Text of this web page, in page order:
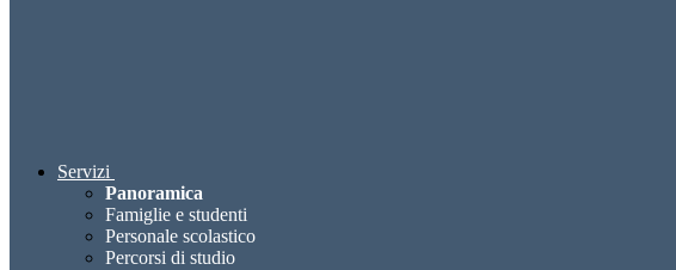
Servizi
Panoramica
Famiglie e studenti
Personale scolastico
Percorsi di studio